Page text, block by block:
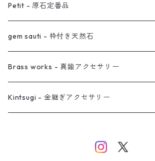
オーダー用ページ
真鍮イヤーカフ
ネックレス
ピアス
イヤーカフ
バングル
ピアス
リング
ネックレス
イヤーカフ
Petit - 原石定番品
ピアス
リング
ネックレス
gem sauti - 枠付き天然石
ピアス
ネックレス
Brass works - 真鍮アクセサリー
リング
Kintsugi - 金継ぎアクセサリー